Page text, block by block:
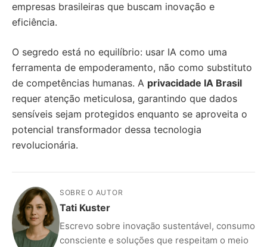
empresas brasileiras que buscam inovação e
eficiência.
O segredo está no equilíbrio: usar IA como uma
ferramenta de empoderamento, não como substituto
de competências humanas. A privacidade IA Brasil
requer atenção meticulosa, garantindo que dados
sensíveis sejam protegidos enquanto se aproveita o
potencial transformador dessa tecnologia
revolucionária.
SOBRE O AUTOR
Tati Kuster
Escrevo sobre inovação sustentável, consumo
consciente e soluções que respeitam o meio